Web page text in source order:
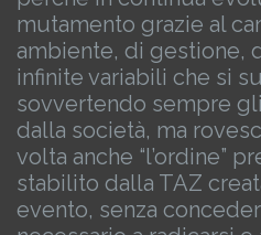
mutamento grazie al
ambiente, di gestione,
infinite variabili che si
sovvertendo sempre
dalla società, ma
volta anche “l’ordine”
stabilito dalla TAZ
evento, senza